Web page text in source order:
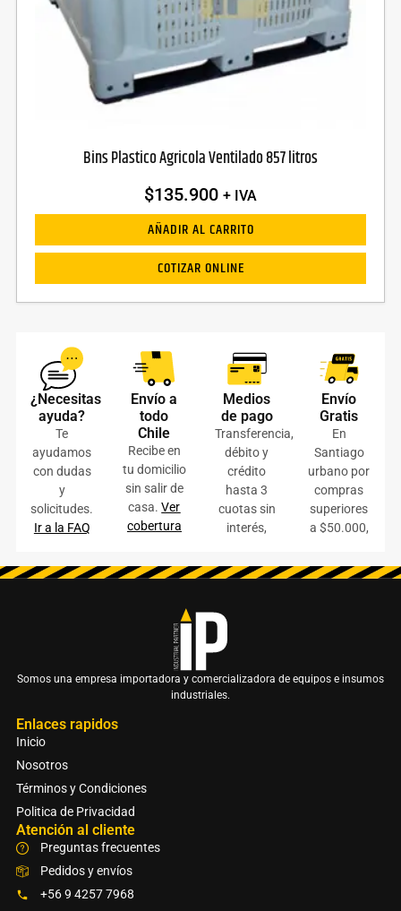
Bins Plastico Agricola Ventilado 857 litros
$135.900 + IVA
AÑADIR AL CARRITO
COTIZAR ONLINE
¿Necesitas
ayuda?
Te
ayudamos
con dudas
y
solicitudes.
Ir a la FAQ
Envío a
todo
Chile
Recibe en
tu domicilio
sin salir de
casa.Ver
cobertura
Medios
de pago
Transferencia,
débito y
crédito
hasta 3
cuotas sin
interés,
Envío
Gratis
En
Santiago
urbano por
compras
superiores
a $50.000,
Somos una empresa importadora y comercializadora de equipos e insumos
industriales.
Enlaces rapidos
Inicio
Nosotros
Términos y Condiciones
Politica de Privacidad
Atención al cliente
Preguntas frecuentes
Pedidos y envíos
+56 9 4257 7968